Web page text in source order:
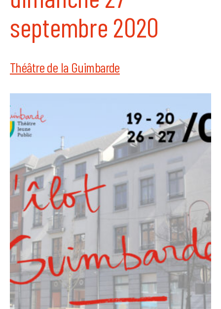
septembre 2020
Théâtre de la Guimbarde